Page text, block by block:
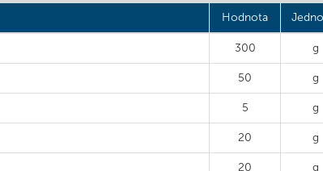
Hodnota
300 g
50 g
5 g
20 g
20 g